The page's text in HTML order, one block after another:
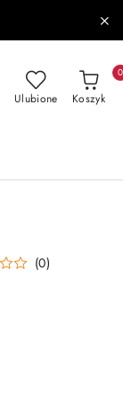
Ulubione Koszyk
0
(0)